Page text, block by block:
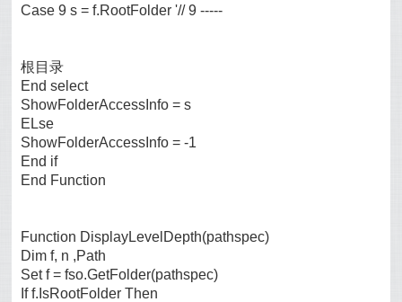
Case 9 s = f.RootFolder '// 9 -----
根目录
End select
ShowFolderAccessInfo = s
ELse
ShowFolderAccessInfo = -1
End if
End Function
Function DisplayLevelDepth(pathspec)
Dim f, n ,Path
Set f = fso.GetFolder(pathspec)
If f.IsRootFolder Then